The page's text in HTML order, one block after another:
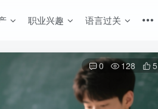
职业兴趣 语言过关
0 128 5